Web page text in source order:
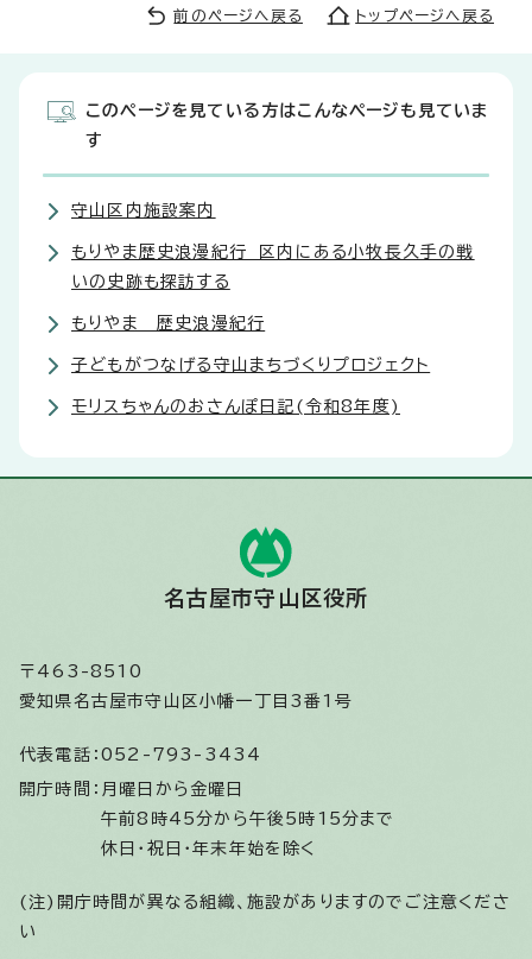
前のページへ戻る トップページへ戻る
このページを見ている方はこんなページも見ていま
す
守山区内施設案内
もりやま歴史浪漫紀行 区内にある小牧長久手の戦
いの史跡も探訪する
もりやま 歴史浪漫紀行
子どもがつなげる守山まちづくりプロジェクト
モリスちゃんのおさんぽ日記(令和8年度)
名古屋市守山区役所
〒463-8510
愛知県名古屋市守山区小幡一丁目3番1号
代表電話： 052-793-3434
開庁時間： 月曜日から金曜日
午前8時45分から午後5時15分まで
休日・祝日・年末年始を除く
(注)開庁時間が異なる組織、施設がありますのでご注意くださ
い